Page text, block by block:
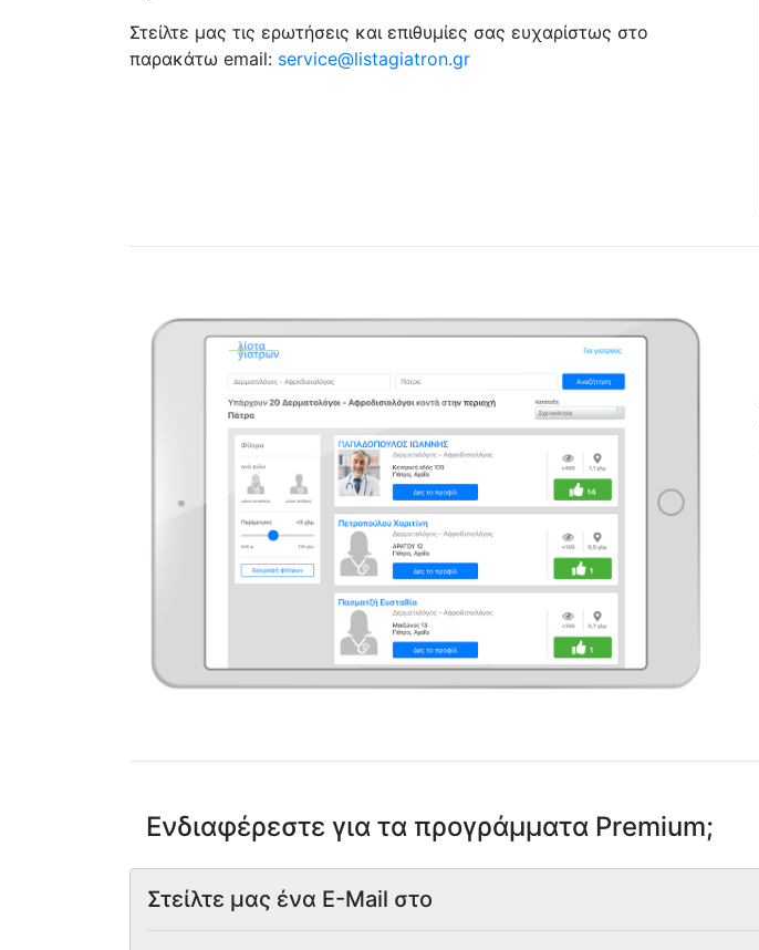
Στείλτε μας τις ερωτήσεις και επιθυμίες σας ευχαρίστως στο
παρακάτω email: service@listagiatron.gr
Ενδιαφέρεστε για τα προγράμματα Premium;
Στείλτε μας ένα E-Mail στο